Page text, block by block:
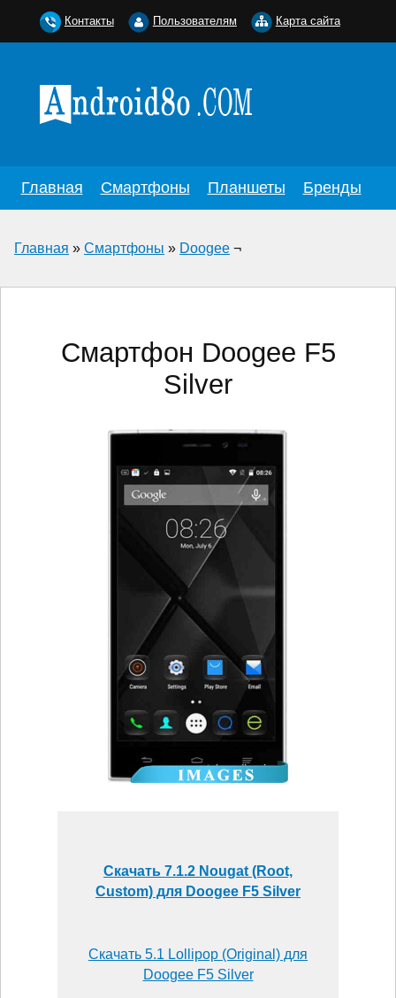
Главная Смартфоны Планшеты Бренды
Главная » Смартфоны » Doogee ¬
Смартфон Doogee F5
Silver
Скачать 7.1.2 Nougat (Root,
Custom) для Doogee F5 Silver
Скачать 5.1 Lollipop (Original) для
Doogee F5 Silver
Контакты Пользователям Карта сайта